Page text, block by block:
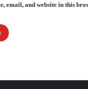
email, and website in this